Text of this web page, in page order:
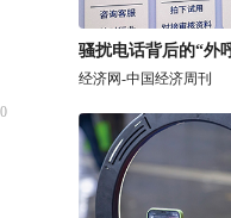
0
骚扰电话背后的“外
经济网-中国经济周刊